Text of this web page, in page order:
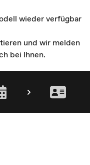
wieder verfügbar
und wir melden
bei Ihnen.